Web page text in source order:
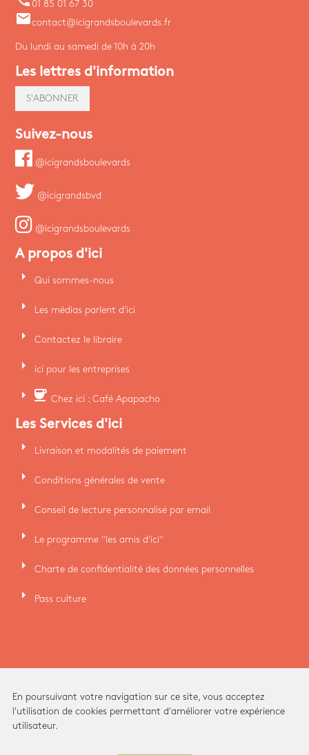
01 85 01 67 30
emailcontact@icigrandsboulevards.fr
Du lundi au samedi de 10h à 20h
Les lettres d'information
S'ABONNER
Suivez-nous
@icigrandsboulevards
@icigrandsbvd
@icigrandsboulevards
A propos d'ici
arrow_right Qui sommes-nous
arrow_right Les médias parlent d'ici
arrow_right Contactez le libraire
arrow_right ici pour les entreprises
arrow_right coffee Chez ici : Café Apapacho
Les Services d'ici
arrow_right Livraison et modalités de paiement
arrow_right Conditions générales de vente
arrow_right Conseil de lecture personnalisé par email
arrow_right Le programme "les amis d'ici"
arrow_right Charte de confidentialité des données personnelles
arrow_right Pass culture
En poursuivant votre navigation sur ce site, vous acceptez
l'utilisation de cookies permettant d'améliorer votre expérience
utilisateur.